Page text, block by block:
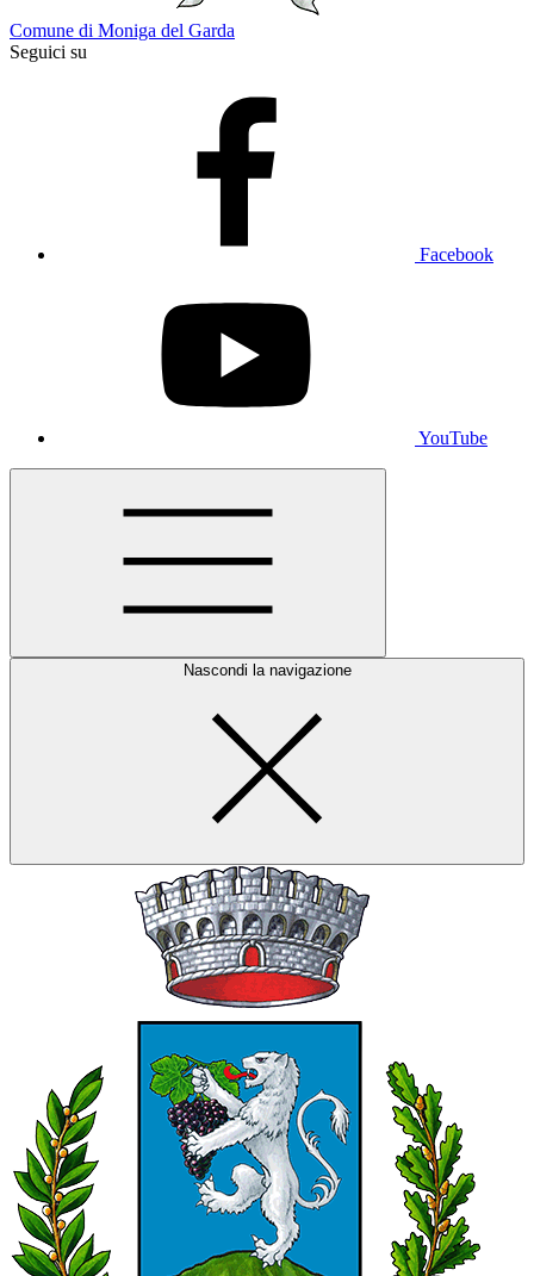
Comune di Moniga del Garda
Seguici su
Facebook
YouTube
Nascondi la navigazione